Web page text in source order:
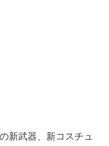
新武器、新コスチュ